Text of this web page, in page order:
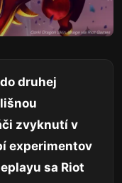
druhej
zvyknutí v
experimentov
sa Riot